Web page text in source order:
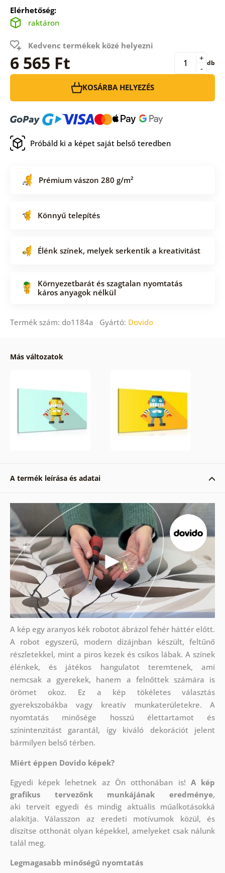
Elérhetőség:
raktáron
Kedvenc termékek közé helyezni
6 565 Ft -
+ db
KOSÁRBA HELYEZÉS
Próbáld ki a képet saját belső teredben
Prémium vászon 280 g/m²
Könnyű telepítés
Élénk színek, melyek serkentik a kreativitást
Környezetbarát és szagtalan nyomtatás
káros anyagok nélkül
Termék szám: do1184a Gyártó: Dovido
Más változatok
A termék leírása és adatai
A kép egy aranyos kék robotot ábrázol fehér háttér előtt.
A robot egyszerű, modern dizájnban készült, feltűnő
részletekkel, mint a piros kezek és csíkos lábak. A színek
élénkek, és játékos hangulatot teremtenek, ami
nemcsak a gyerekek, hanem a felnőttek számára is
örömet okoz. Ez a kép tökéletes választás
gyerekszobákba vagy kreatív munkaterületekre. A
nyomtatás minősége hosszú élettartamot és
színintenzitást garantál, így kiváló dekorációt jelent
bármilyen belső térben.
Miért éppen Dovido képek?
Egyedi képek lehetnek az Ön otthonában is! A kép
grafikus tervezőnk munkájának eredménye,
aki terveit egyedi és mindig aktuális műalkotásokká
alakítja. Válasszon az eredeti motívumok közül, és
díszítse otthonát olyan képekkel, amelyeket csak nálunk
talál meg.
Legmagasabb minőségű nyomtatás